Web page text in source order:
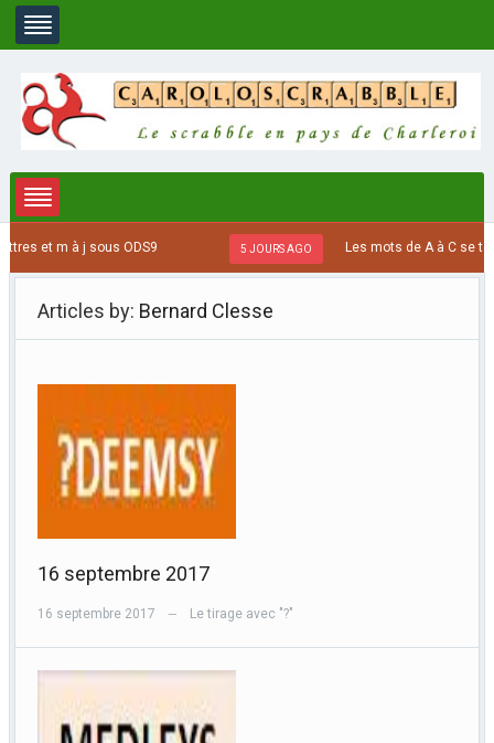
et m à j sous ODS9 5 JOURS AGO Les mots de A à C se
Articles by: Bernard Clesse
16 septembre 2017
16 septembre 2017 — Le tirage avec "?"